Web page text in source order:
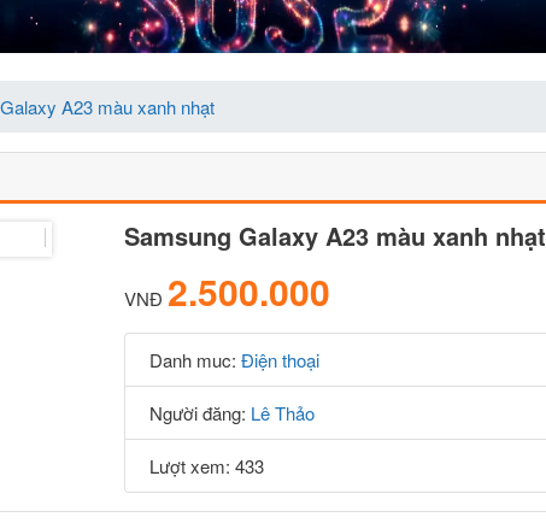
A23 màu xanh nhạt
Samsung Galaxy A23 màu xanh nhạt
VNĐ 2.500.000
Danh muc: Điện thoại
Người đăng: Lê Thảo
Lượt xem: 433